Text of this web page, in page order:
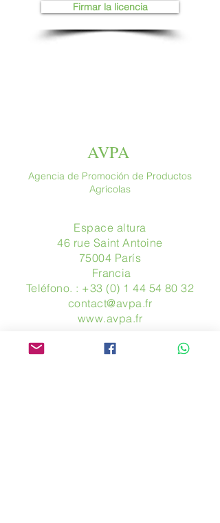
Firmar la licencia
AVPA
Agencia de Promoción de Productos
Agrícolas
Espace altura
46 rue Saint Antoine
75004 París
​ Francia
Teléfono. : +33 (0) 1 44 54 80 32
contact@avpa.fr
www.avpa.fr